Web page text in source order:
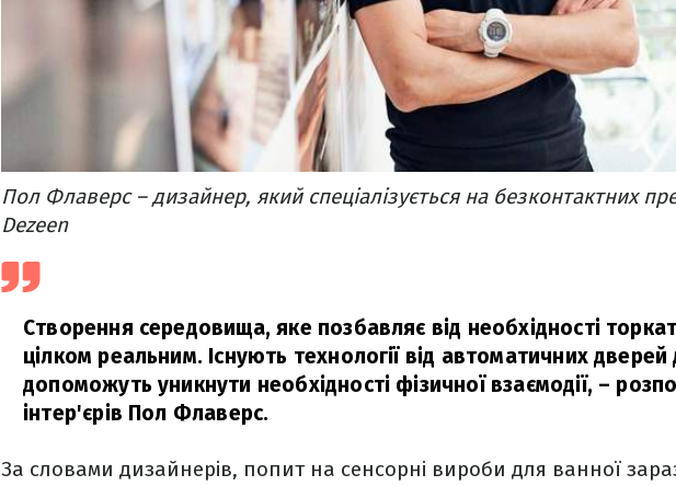
Пол Флаверс – дизайнер, який спеціалізується на безконтактних
Dezeen
Створення середовища, яке позбавляє від необхідності
цілком реальним. Існують технології від автоматичних дверей
допоможуть уникнути необхідності фізичної взаємодії, –
інтер'єрів Пол Флаверс.
За словами дизайнерів, попит на сенсорні вироби для ванної